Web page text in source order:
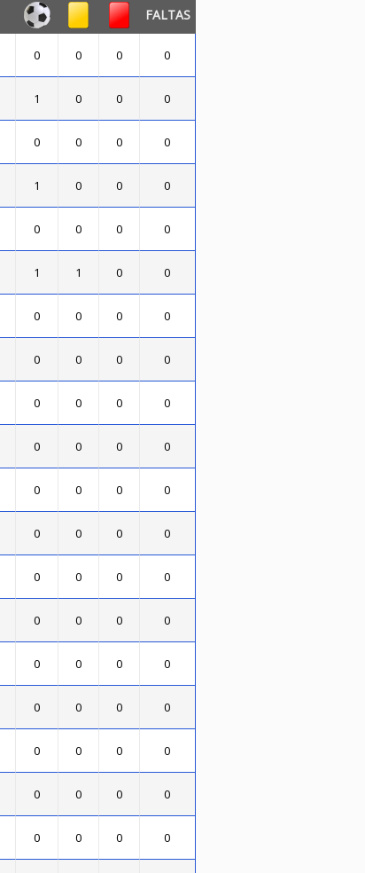
FALTAS
0 0 0 0
1 0 0 0
0 0 0 0
1 0 0 0
0 0 0 0
1 1 0 0
0 0 0 0
0 0 0 0
0 0 0 0
0 0 0 0
0 0 0 0
0 0 0 0
0 0 0 0
0 0 0 0
0 0 0 0
0 0 0 0
0 0 0 0
0 0 0 0
0 0 0 0